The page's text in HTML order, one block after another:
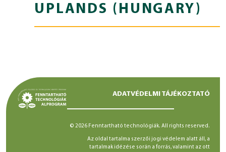
UPLANDS (HUNGARY)
ADATVÉDELMI TÁJÉKOZTATÓ
© 2026 Fenntartható technológiák. All rights reserved.
Az oldal tartalma szerzői jogi védelem alatt áll, a
tartalmak idézése során a forrás, valamint az ott